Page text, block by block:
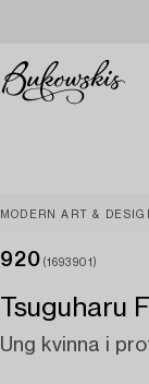
MODERN ART &
920 (1693901)
Tsuguharu
Ung kvinna i